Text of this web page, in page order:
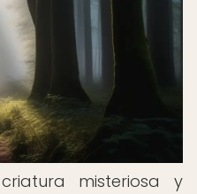
misteriosa y